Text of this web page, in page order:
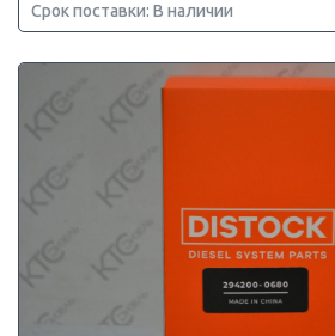
Срок поставки: В наличии